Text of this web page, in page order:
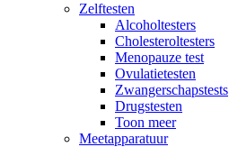
Zelftesten
Alcoholtesters
Cholesteroltesters
Menopauze test
Ovulatietesten
Zwangerschapstests
Drugstesten
Toon meer
Meetapparatuur